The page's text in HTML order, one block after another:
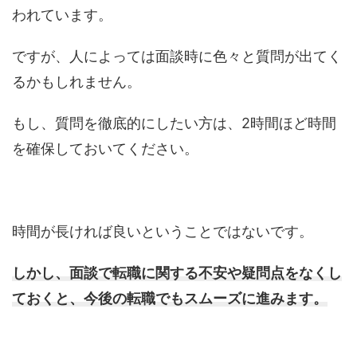
われています。
ですが、人によっては面談時に色々と質問が出てく
るかもしれません。
もし、質問を徹底的にしたい方は、2時間ほど時間
を確保しておいてください。
時間が長ければ良いということではないです。
しかし、面談で転職に関する不安や疑問点をなくし
ておくと、今後の転職でもスムーズに進みます。